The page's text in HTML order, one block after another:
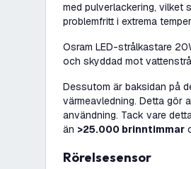
med pulverlackering, vilket
problemfritt i extrema
Osram LED-strålkastare
och skyddad mot
Dessutom är baksidan på
värmeavledning. Detta gör
användning. Tack vare
än >25.000 brinntimmar
Rörelsesensor